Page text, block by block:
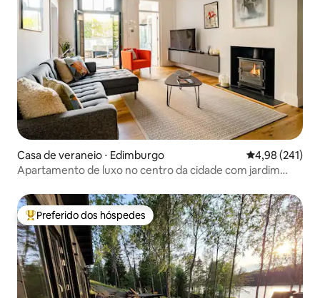
Casa de veraneio ⋅ Edimburgo 4,98 de uma
4,98 (241)
Apartamento de luxo no centro da cidade com jardim
Entre os melhores preferidos dos hóspedes
Preferido dos hóspedes